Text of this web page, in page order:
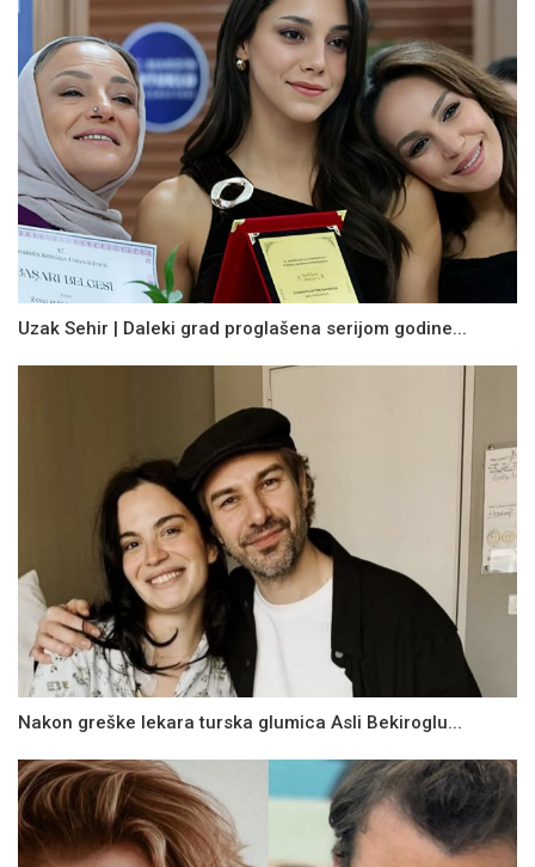
Uzak Sehir | Daleki grad proglašena serijom godine...
Nakon greške lekara turska glumica Asli Bekiroglu...